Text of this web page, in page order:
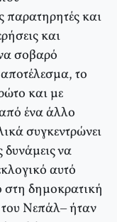
παρατηρητές και
και
σοβαρό
το
και με
ένα άλλο
συγκεντρώνει
να
αυτό
στη δημοκρατική
Νεπάλ– ήταν